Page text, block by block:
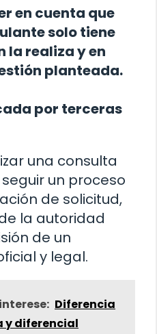
en cuenta que
solo tiene
la realiza y en
planteada.
por terceras
una consulta
un proceso
de solicitud,
la autoridad
de un
y legal.
Diferencia
y diferencial